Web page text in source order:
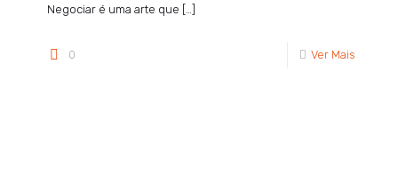
Negociar é uma arte que […]
0 Ver Mais